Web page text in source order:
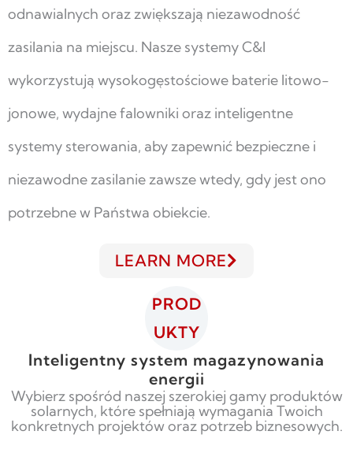
odnawialnych oraz zwiększają niezawodność
zasilania na miejscu. Nasze systemy C&I
wykorzystują wysokogęstościowe baterie litowo-
jonowe, wydajne falowniki oraz inteligentne
systemy sterowania, aby zapewnić bezpieczne i
niezawodne zasilanie zawsze wtedy, gdy jest ono
potrzebne w Państwa obiekcie.
LEARN MORE
PROD
UKTY
Inteligentny system magazynowania
energii
Wybierz spośród naszej szerokiej gamy produktów
solarnych, które spełniają wymagania Twoich
konkretnych projektów oraz potrzeb biznesowych.